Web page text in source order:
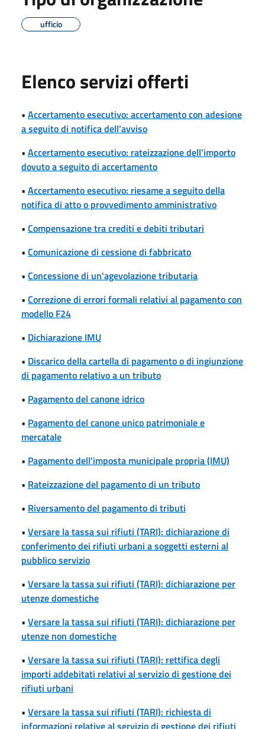
ufficio
Elenco servizi offerti
• Accertamento esecutivo: accertamento con adesione
a seguito di notifica dell'avviso
• Accertamento esecutivo: rateizzazione dell'importo
dovuto a seguito di accertamento
• Accertamento esecutivo: riesame a seguito della
notifica di atto o provvedimento amministrativo
• Compensazione tra crediti e debiti tributari
• Comunicazione di cessione di fabbricato
• Concessione di un'agevolazione tributaria
• Correzione di errori formali relativi al pagamento con
modello F24
• Dichiarazione IMU
• Discarico della cartella di pagamento o di ingiunzione
di pagamento relativo a un tributo
• Pagamento del canone idrico
• Pagamento del canone unico patrimoniale e
mercatale
• Pagamento dell'imposta municipale propria (IMU)
• Rateizzazione del pagamento di un tributo
• Riversamento del pagamento di tributi
• Versare la tassa sui rifiuti (TARI): dichiarazione di
conferimento dei rifiuti urbani a soggetti esterni al
pubblico servizio
• Versare la tassa sui rifiuti (TARI): dichiarazione per
utenze domestiche
• Versare la tassa sui rifiuti (TARI): dichiarazione per
utenze non domestiche
• Versare la tassa sui rifiuti (TARI): rettifica degli
importi addebitati relativi al servizio di gestione dei
rifiuti urbani
• Versare la tassa sui rifiuti (TARI): richiesta di
informazioni relative al servizio di gestione dei rifiuti